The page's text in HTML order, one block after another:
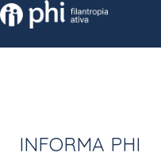
Instituto
INFORMA PHI